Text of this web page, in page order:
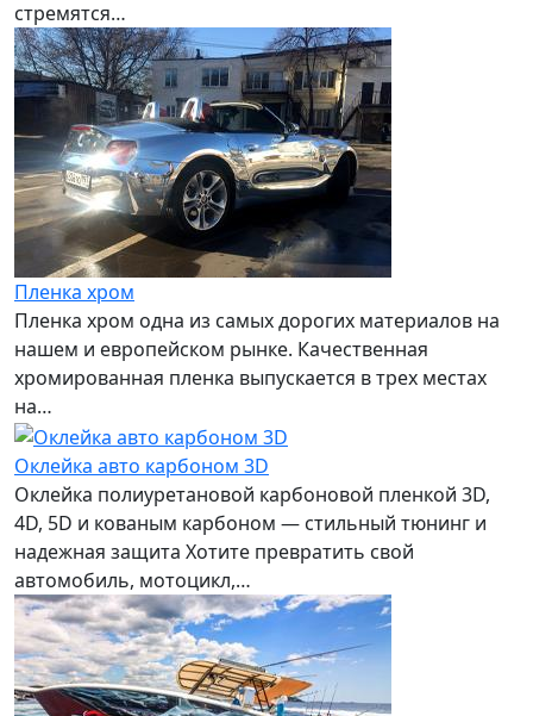
стремятся…
Пленка хром
Пленка хром одна из самых дорогих материалов на
нашем и европейском рынке. Качественная
хромированная пленка выпускается в трех местах
на…
Оклейка авто карбоном 3D
Оклейка полиуретановой карбоновой пленкой 3D,
4D, 5D и кованым карбоном — стильный тюнинг и
надежная защита Хотите превратить свой
автомобиль, мотоцикл,…